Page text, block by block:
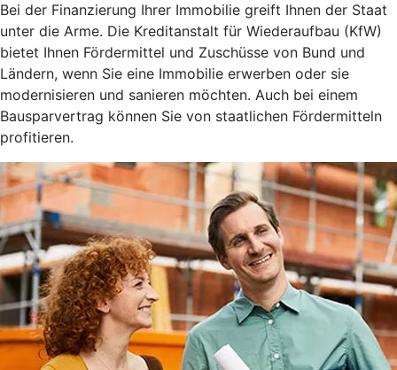
Bei der Finanzierung Ihrer Immobilie greift Ihnen der Staat
unter die Arme. Die Kreditanstalt für Wiederaufbau (KfW)
bietet Ihnen Fördermittel und Zuschüsse von Bund und
Ländern, wenn Sie eine Immobilie erwerben oder sie
modernisieren und sanieren möchten. Auch bei einem
Bausparvertrag können Sie von staatlichen Fördermitteln
profitieren.